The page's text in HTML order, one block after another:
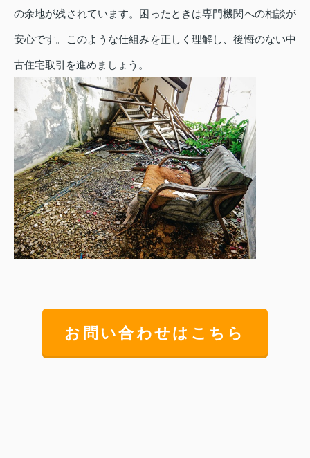
の余地が残されています。困ったときは専門機関への相談が
安心です。このような仕組みを正しく理解し、後悔のない中
古住宅取引を進めましょう。
お問い合わせはこちら